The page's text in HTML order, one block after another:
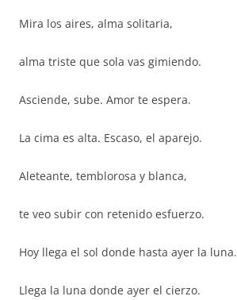
Mira los aires, alma solitaria,
alma triste que sola vas gimiendo.
Asciende, sube. Amor te espera.
La cima es alta. Escaso, el aparejo.
Aleteante, temblorosa y blanca,
te veo subir con retenido esfuerzo.
Hoy llega el sol donde hasta ayer la luna.
Llega la luna donde ayer el cierzo.